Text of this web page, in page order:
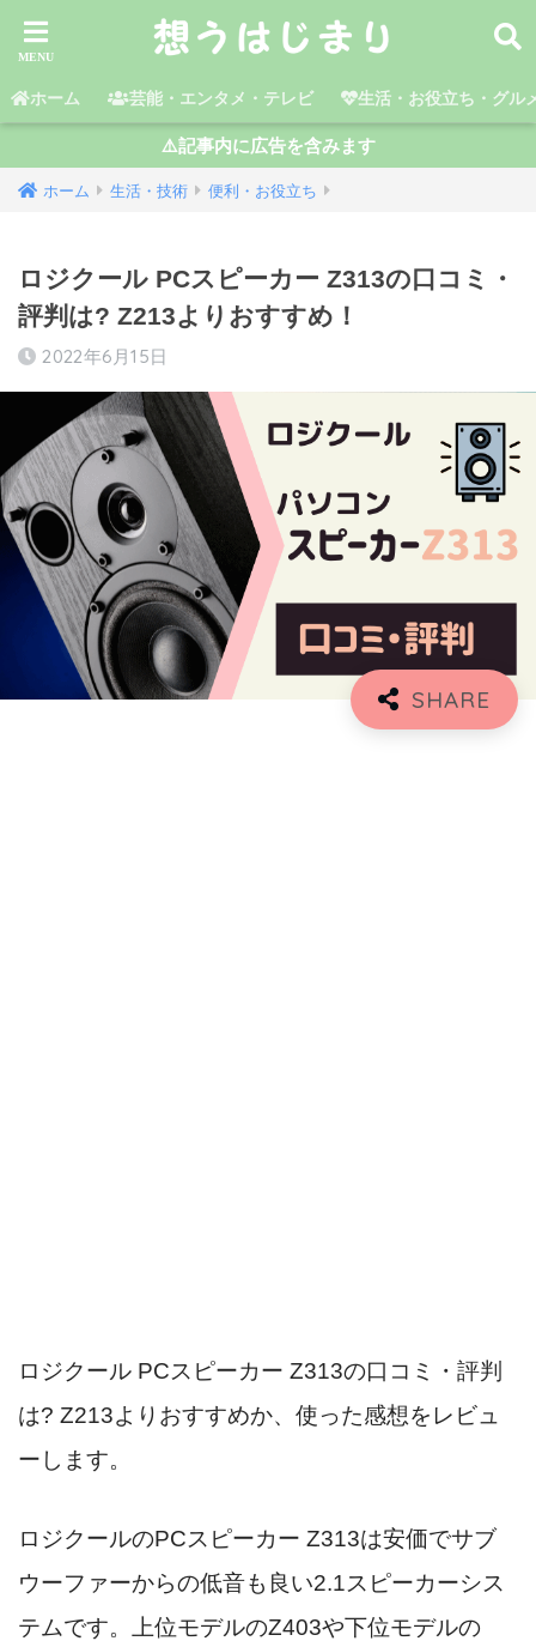
ホーム 芸能・エンタメ・テレビ 生活・お役立ち・グル
⚠️記事内に広告を含みます
ホーム 生活・技術 便利・お役立ち
ロジクール PCスピーカー Z313の口コミ・
評判は? Z213よりおすすめ！
2022年6月15日
ロジクール PCスピーカー Z313の口コミ・評判
は? Z213よりおすすめか、使った感想をレビュ
ーします。
ロジクールのPCスピーカー Z313は安価でサブ
ウーファーからの低音も良い2.1スピーカーシス
テムです。上位モデルのZ403や下位モデルの